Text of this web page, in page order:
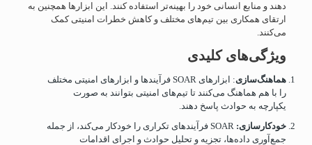
دهند و منابع انسانی خود را بهینه‌تر استفاده کنند. این ابزارها همچنین به
ارتقای همکاری بین تیم‌های مختلف و کاهش خطرات امنیتی کمک
می‌کنند.
ویژگی‌های کلیدی
هماهنگ‌سازی
: ابزارهای SOAR فرآیندها و ابزارهای امنیتی مختلف
را با هم هماهنگ می‌کنند تا تیم‌های امنیتی بتوانند به صورت
یکپارچه به حوادث پاسخ دهند.
خودکارسازی:
SOAR فرآیندهای تکراری را خودکار می‌کند، از جمله
جمع‌آوری داده‌ها، تجزیه و تحلیل حوادث و اجرای اقدامات